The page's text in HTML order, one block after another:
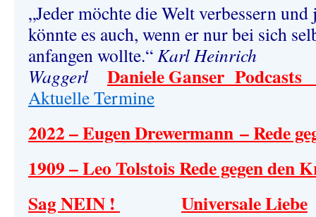
„Jeder möchte die Welt verbessernund
könnte es auch, wenn er nur bei sich
anfangen wollte.“Karl Heinrich
Waggerl
Daniele Ganser
Aktuelle Termine
2022 – Eugen Drewermann – Rede
1909 –Leo Tolstois Rede gegen den
Sag NEIN !
Universale Liebe